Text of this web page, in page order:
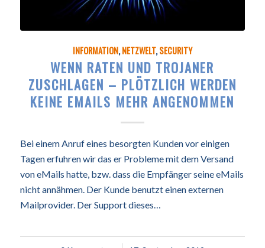
INFORMATION,NETZWELT,SECURITY
WENN RATEN UND TROJANER
ZUSCHLAGEN – PLÖTZLICH WERDEN
KEINE EMAILS MEHR ANGENOMMEN
Bei einem Anruf eines besorgten Kunden vor einigen
Tagen erfuhren wir das er Probleme mit dem Versand
von eMails hatte, bzw. dass die Empfänger seine eMails
nicht annähmen. Der Kunde benutzt einen externen
Mailprovider. Der Support dieses…